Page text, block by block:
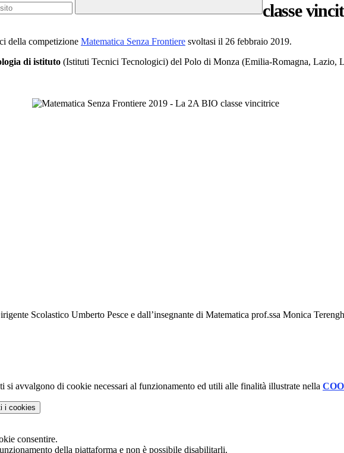
classe
della competizione Matematica Senza Frontiere svoltasi il 26 febbraio 2019.
di istituto (Istituti Tecnici Tecnologici) del Polo di Monza (Emilia-Romagna, Lazio,
Scolastico Umberto Pesce e dall’insegnante di Matematica prof.ssa Monica
si avvalgono di cookie necessari al funzionamento ed utili alle finalità illustrate nella
i cookies
consentire.
della piattaforma e non è possibile disabilitarli.